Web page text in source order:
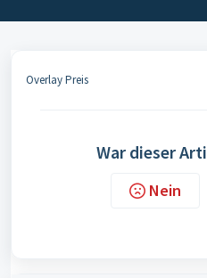
Overlay Preis
War dieser
Nein